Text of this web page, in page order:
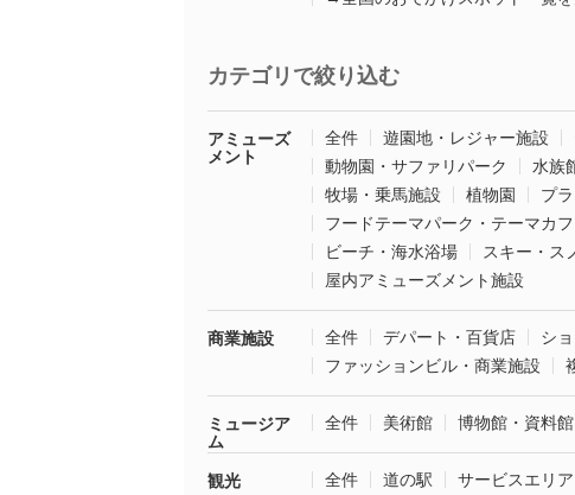
カテゴリで絞り込む
アミューズ
メント
全件 遊園地・レジャー施設
動物園・サファリパーク
水族
牧場・乗馬施設
植物園 プ
フードテーマパーク・テーマカフ
ビーチ・海水浴場
スキー・ス
屋内アミューズメント施設
商業施設 全件 デパート・百貨店 シ
ファッションビル・商業施設
ミュージア
ム
全件 美術館 博物館・資料館
観光 全件 道の駅 サービスエリ